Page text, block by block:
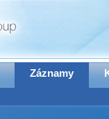
Záznamy